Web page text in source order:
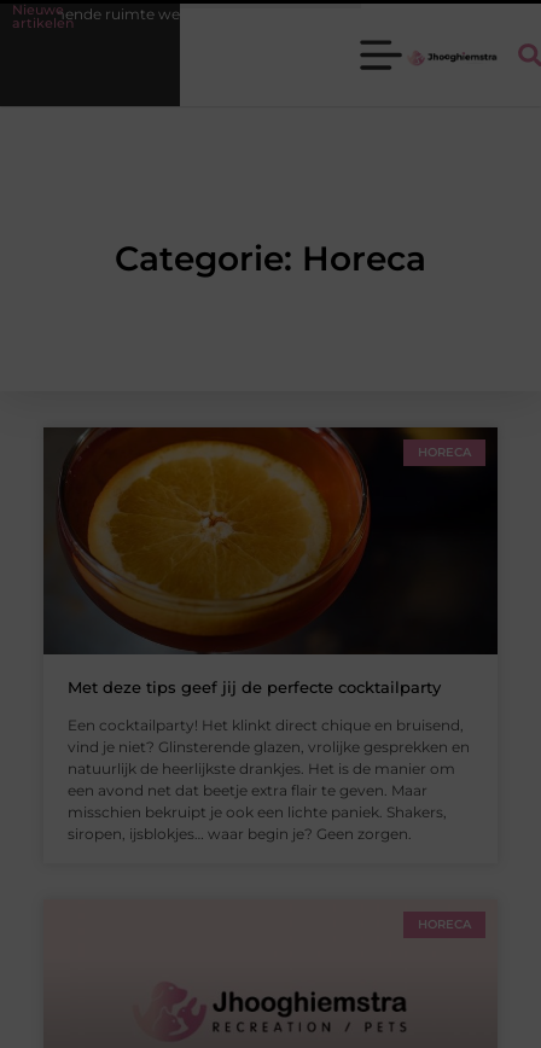
Nieuwe
artikelenruimte weer een fijne plek
Categorie: Horeca
HORECA
Met deze tips geef jij de perfecte cocktailparty
Een cocktailparty! Het klinkt direct chique en bruisend,
vind je niet? Glinsterende glazen, vrolijke gesprekken en
natuurlijk de heerlijkste drankjes. Het is de manier om
een avond net dat beetje extra flair te geven. Maar
misschien bekruipt je ook een lichte paniek. Shakers,
siropen, ijsblokjes… waar begin je? Geen zorgen.
HORECA